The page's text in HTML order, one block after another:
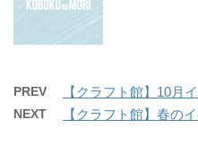
PREV 【クラフト館】10月
NEXT 【クラフト館】春の